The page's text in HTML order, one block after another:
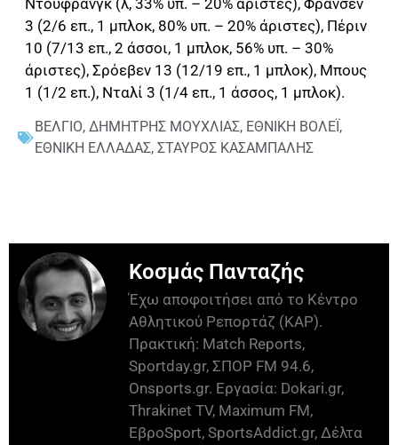
Ντουφράνγκ (λ, 33% υπ. – 20% άριστες), Φράνσεν
3 (2/6 επ., 1 μπλοκ, 80% υπ. – 20% άριστες), Πέριν
10 (7/13 επ., 2 άσσοι, 1 μπλοκ, 56% υπ. – 30%
άριστες), Σρόεβεν 13 (12/19 επ., 1 μπλοκ), Μπους
1 (1/2 επ.), Νταλί 3 (1/4 επ., 1 άσσος, 1 μπλοκ).
ΒΕΛΓΙΟ, ΔΗΜΗΤΡΗΣ ΜΟΥΧΛΙΑΣ, ΕΘΝΙΚΗ ΒΟΛΕΪ ,
ΕΘΝΙΚΗ ΕΛΛΑΔΑΣ, ΣΤΑΥΡΟΣ ΚΑΣΑΜΠΑΛΗΣ
Κοσμάς Πανταζής
Έχω αποφοιτήσει από το Κέντρο
Αθλητικού Ρεπορτάζ (ΚΑΡ).
Πρακτική: Match Reports,
Sportday.gr, ΣΠΟΡ FM 94.6,
Onsports.gr. Εργασία: Dokari.gr,
Thrakinet TV, Maximum FM,
ΕβροSport, SportsAddict.gr, Δέλτα